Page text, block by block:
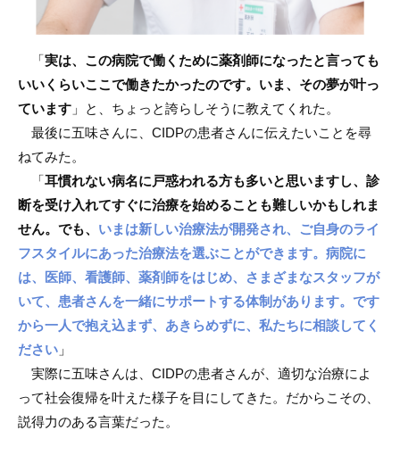
「実は、この病院で働くために薬剤師になったと言っても
いいくらいここで働きたかったのです。いま、その夢が叶っ
ています 」と、ちょっと誇らしそうに教えてくれた。
最後に五味さんに、CIDPの患者さんに伝えたいことを尋
ねてみた。
「耳慣れない病名に戸惑われる方も多いと思いますし、診
断を受け入れてすぐに治療を始めることも難しいかもしれま
せん。でも、 いまは新しい治療法が開発され、ご自身のライ
フスタイルにあった治療法を選ぶことができます。病院に
は、医師、看護師、薬剤師をはじめ、さまざまなスタッフが
いて、患者さんを一緒にサポートする体制があります。です
から一人で抱え込まず、あきらめずに、私たちに相談してく
ださい 」
実際に五味さんは、CIDPの患者さんが、適切な治療によ
って社会復帰を叶えた様子を目にしてきた。だからこその、
説得力のある言葉だった。